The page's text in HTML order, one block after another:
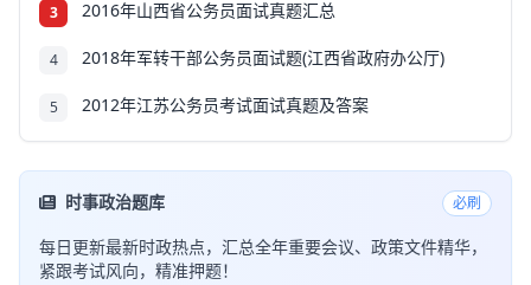
3 2016年山西省公务员面试真题汇总
4 2018年军转干部公务员面试题(江西省政府办公厅)
5 2012年江苏公务员考试面试真题及答案
时事政治题库 必刷
每日更新最新时政热点，汇总全年重要会议、政策文件精华，
紧跟考试风向，精准押题！